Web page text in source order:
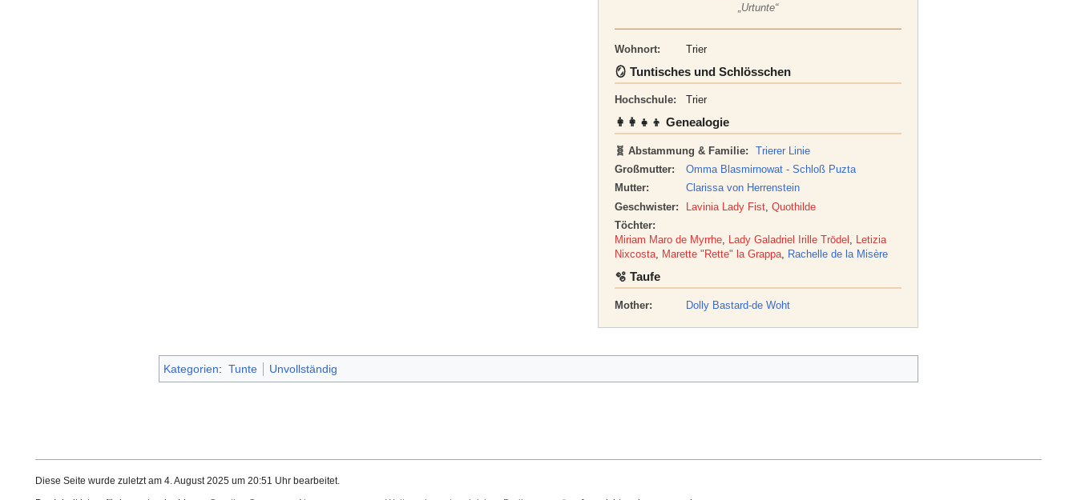
„Urtunte“
Wohnort: Trier
🪞 Tuntisches und Schlösschen
Hochschule: Trier
👩‍👩‍👧‍👦 Genealogie
🧬 Abstammung & Familie:
Trierer Linie
Großmutter:
Omma Blasmirnowat - Schloß Puzta
Mutter:
Clarissa von Herrenstein
Geschwister:
Lavinia Lady Fist ,Quothilde
Töchter:
Miriam Maro de Myrrhe, Lady Galadriel Irille Trödel , Letizia
Nixcosta, Marette "Rette" la Grappa, Rachelle de la Misère
🫧 Taufe
Mother: Dolly Bastard-de Woht
Kategorien: Tunte Unvollständig
Diese Seite wurde zuletzt am 4. August 2025 um 20:51 Uhr bearbeitet.